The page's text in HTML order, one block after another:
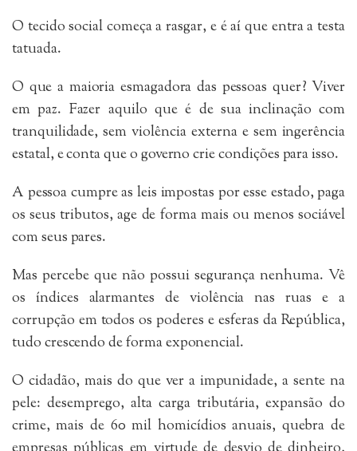
O tecido social começa a rasgar, e é aí que entra a testa
tatuada.
O que a maioria esmagadora das pessoas quer? Viver
em paz. Fazer aquilo que é de sua inclinação com
tranquilidade, sem violência externa e sem ingerência
estatal, e conta que o governo crie condições para isso.
A pessoa cumpre as leis impostas por esse estado, paga
os seus tributos, age de forma mais ou menos sociável
com seus pares.
Mas percebe que não possui segurança nenhuma. Vê
os índices alarmantes de violência nas ruas e a
corrupção em todos os poderes e esferas da República,
tudo crescendo de forma exponencial.
O cidadão, mais do que ver a impunidade, a sente na
pele: desemprego, alta carga tributária, expansão do
crime, mais de 60 mil homicídios anuais, quebra de